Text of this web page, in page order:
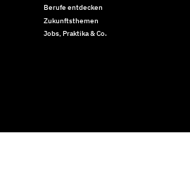
Berufe entdecken
Zukunftsthemen
Jobs, Praktika & Co.